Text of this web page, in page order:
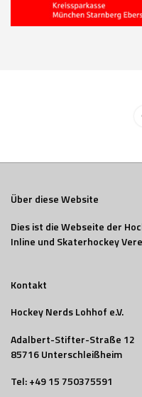
Über diese Website
Dies ist die Webseite der
Inline und Skaterhockey
Kontakt
Hockey Nerds Lohhof e.V.
Adalbert-Stifter-Straße 12
85716 Unterschleißheim
Tel:+49 15 750375591